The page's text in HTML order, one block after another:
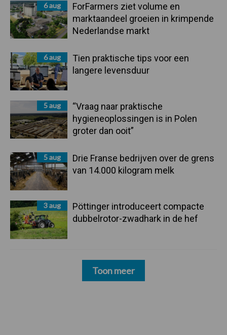
6 aug
ForFarmers ziet volume en
marktaandeel groeien in krimpende
Nederlandse markt
6 aug
Tien praktische tips voor een
langere levensduur
5 aug
“Vraag naar praktische
hygieneoplossingen is in Polen
groter dan ooit”
5 aug
Drie Franse bedrijven over de grens
van 14.000 kilogram melk
3 aug
Pöttinger introduceert compacte
dubbelrotor-zwadhark in de hef
Toon meer